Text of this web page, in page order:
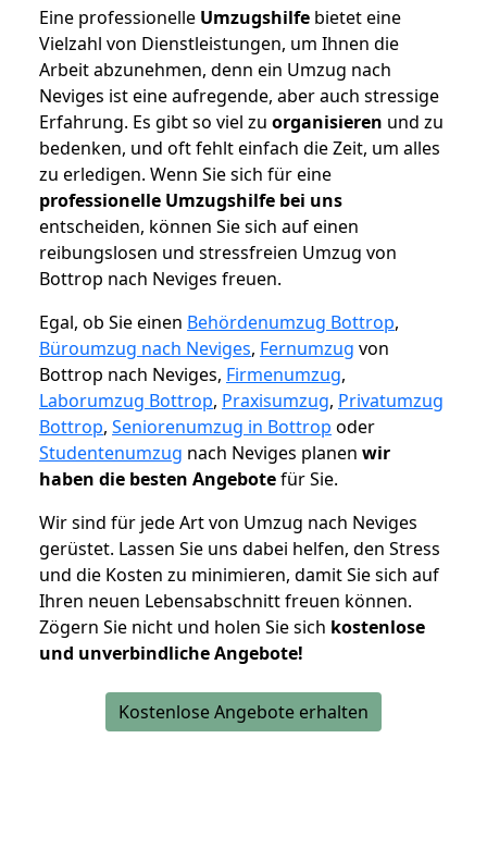
Eine professionelle Umzugshilfe bietet eine
Vielzahl von Dienstleistungen, um Ihnen die
Arbeit abzunehmen, denn ein Umzug nach
Neviges ist eine aufregende, aber auch stressige
Erfahrung. Es gibt so viel zu organisieren und zu
bedenken, und oft fehlt einfach die Zeit, um alles
zu erledigen. Wenn Sie sich für eine
professionelle Umzugshilfe bei uns
entscheiden, können Sie sich auf einen
reibungslosen und stressfreien Umzug von
Bottrop nach Neviges freuen.
Egal, ob Sie einen Behördenumzug Bottrop,
Büroumzug nach Neviges, Fernumzug von
Bottrop nach Neviges, Firmenumzug,
Laborumzug Bottrop, Praxisumzug, Privatumzug
Bottrop, Seniorenumzug in Bottrop oder
Studentenumzug nach Neviges planen wir
haben die besten Angebotefür Sie.
Wir sind für jede Art von Umzug nach Neviges
gerüstet. Lassen Sie uns dabei helfen, den Stress
und die Kosten zu minimieren, damit Sie sich auf
Ihren neuen Lebensabschnitt freuen können.
Zögern Sie nicht und holen Sie sich kostenlose
und unverbindliche Angebote!
Kostenlose Angebote erhalten